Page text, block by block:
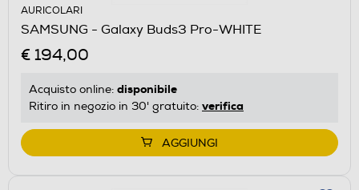
AURICOLARI
SAMSUNG - Galaxy Buds3 Pro-WHITE
€ 194,00
Acquisto online: disponibile
Ritiro in negozio in 30' gratuito: verifica
AGGIUNGI